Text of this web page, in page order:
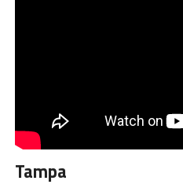
Tampa